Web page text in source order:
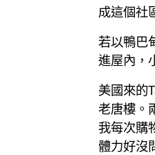
成這個社
若以鴨巴
進屋內，
美國來的
老唐樓。
我每次購
體力好沒